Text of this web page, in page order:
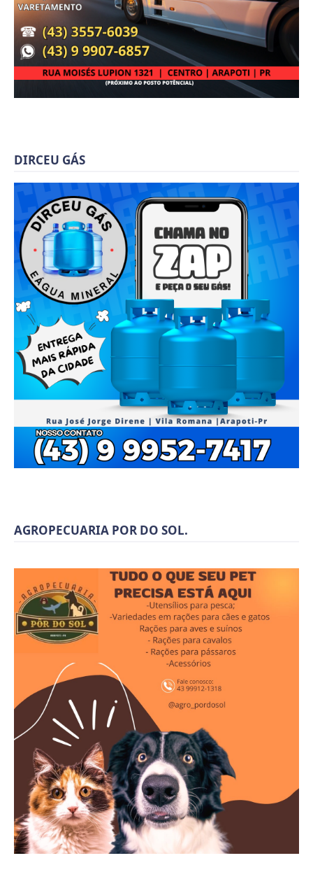
DIRCEU GÁS
AGROPECUARIA POR DO SOL.